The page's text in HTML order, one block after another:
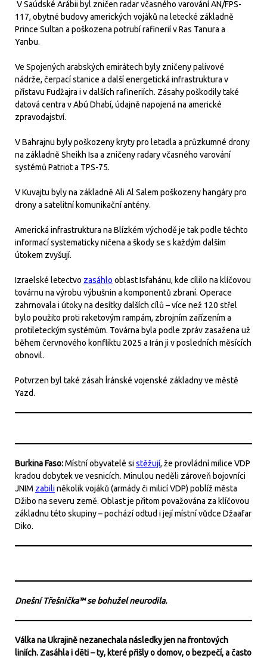
V Saúdské Arábii byl zničen radar včasného varování AN/FPS-
117, obytné budovy amerických vojáků na letecké základně
Prince Sultan a poškozena potrubí rafinerií v Ras Tanura a
Yanbu.
Ve Spojených arabských emirátech byly zničeny palivové
nádrže, čerpací stanice a další energetická infrastruktura v
přístavu Fudžajra i v dalších rafineriích. Zásahy poškodily také
datová centra v Abú Dhabí, údajně napojená na americké
zpravodajství.
V Bahrajnu byly poškozeny kryty pro letadla a průzkumné drony
na základně Sheikh Isa a zničeny radary včasného varování
systémů Patriot a TPS-75.
V Kuvajtu byly na základně Ali Al Salem poškozeny hangáry pro
drony a satelitní komunikační antény.
Americká infrastruktura na Blízkém východě je tak podle těchto
informací systematicky ničena a škody se s každým dalším
útokem zvyšují.
Izraelské letectvo zasáhlo oblast Isfahánu, kde cílilo na klíčovou
továrnu na výrobu výbušnin a komponentů zbraní. Operace
zahrnovala i útoky na desítky dalších cílů – více než 120 střel
bylo použito proti raketovým rampám, zbrojním zařízením a
protileteckým systémům. Továrna byla podle zpráv zasažena už
během červnového konfliktu 2025 a Irán ji v posledních měsících
obnovil.
Potvrzen byl také zásah Íránské vojenské základny ve městě
Yazd.
Burkina Faso:Místní obyvatelé sistěžují, že provládní milice VDP
kradou dobytek ve vesnicích. Minulou neděli zároveň bojovníci
JNIM zabiliněkolik vojáků (armády či milicí VDP) poblíž města
Džibo na severu země. Oblast je přitom považována za klíčovou
základnu této skupiny – pochází odtud i její místní vůdce Džaafar
Diko.
Dnešní Třešnička™ se bohužel neurodila.
Válka na Ukrajině nezanechala následky jen na frontových
liniích. Zasáhla i děti – ty, které přišly o domov, o bezpečí, a často